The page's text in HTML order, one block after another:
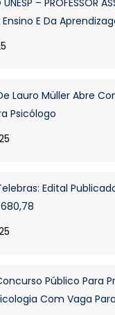
– PROFESSOR
E Da
Lauro Müller Abre
Psicólogo
Edital
Público Para
Com Vaga